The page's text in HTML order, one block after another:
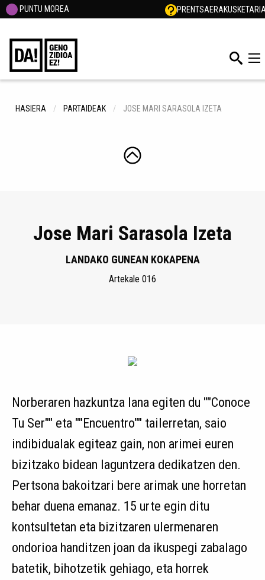
PUNTU MOREA PRENTSA
HASIERA PARTAIDEAK JOSE MARI SARASOLA IZETA
Jose Mari Sarasola Izeta
LANDAKO GUNEAN KOKAPENA
Artekale 016
Norberaren hazkuntza lana egiten du ""Conoce
Tu Ser"" eta ""Encuentro"" tailerretan, saio
indibidualak egiteaz gain, non arimei euren
bizitzako bidean laguntzera dedikatzen den.
Pertsona bakoitzari bere arimak une horretan
behar duena emanaz. 15 urte egin ditu
kontsultetan eta bizitzaren ulermenaren
ondorioa handitzen joan da ikuspegi zabalago
batetik, bihotzetik gehiago, eta horrek